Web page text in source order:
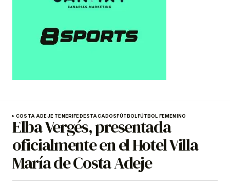
COSTA ADEJE TENERIFEDESTACADOSFÚTBOLFÚTBOL FEMENINO
Elba Vergés, presentada
oficialmente en el Hotel Villa
María de Costa Adeje